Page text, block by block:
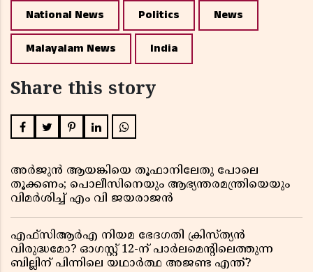
National News Politics News
Malayalam News India
Share this story
അർജുൻ ആയങ്കിയെ തൂഫാനിലേതു പോലെ
തൂക്കണം; പൊലീസിനെയും ആഭ്യന്തരമന്ത്രിയെയും
വിമർശിച്ച് എം വി ജയരാജൻ
എഫ്സിആർഎ നിയമ ഭേദഗതി ക്രിസ്ത്യൻ
വിരുദ്ധമോ? ഓഗസ്റ്റ് 12-ന് പാർലമെന്റിലെത്തുന്ന
ബില്ലിന് പിന്നിലെ യഥാർത്ഥ അജണ്ട എന്ത്?